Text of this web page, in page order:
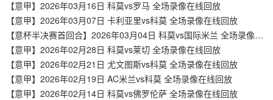
【意甲】2026年03月16日 科莫vs罗马 全场录像在线回放
【意甲】2026年03月07日 卡利亚里vs科莫 全场录像在线回放
【意杯半决赛首回合】2026年03月04日 科莫vs国际米兰 全场录像在线回放
【意甲】2026年02月28日 科莫vs莱切 全场录像在线回放
【意甲】2026年02月21日 尤文图斯vs科莫 全场录像在线回放
【意甲】2026年02月19日 AC米兰vs科莫 全场录像在线回放
【意甲】2026年02月14日 科莫vs佛罗伦萨 全场录像在线回放